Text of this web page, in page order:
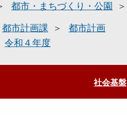
都市・まちづくり・公園
都市計画課
都市計画
令和４年度
社会基盤